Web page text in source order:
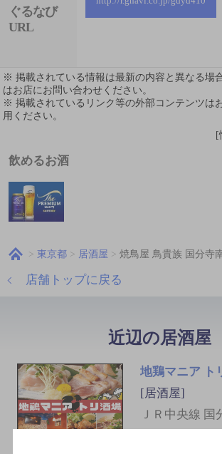
ぐるなび
URL
※ 掲載されている情報は最新の内容と異なる場
はお店にお問い合わせください。
※ 掲載されているリンク等の外部コンテンツは
用ください。
[
飲めるお酒
東京都 居酒屋 焼鳥屋 鳥貴族 国分寺
店舗トップに戻る
近辺の居酒屋
地鶏マニア ト
[居酒屋]
ＪＲ中央線 国